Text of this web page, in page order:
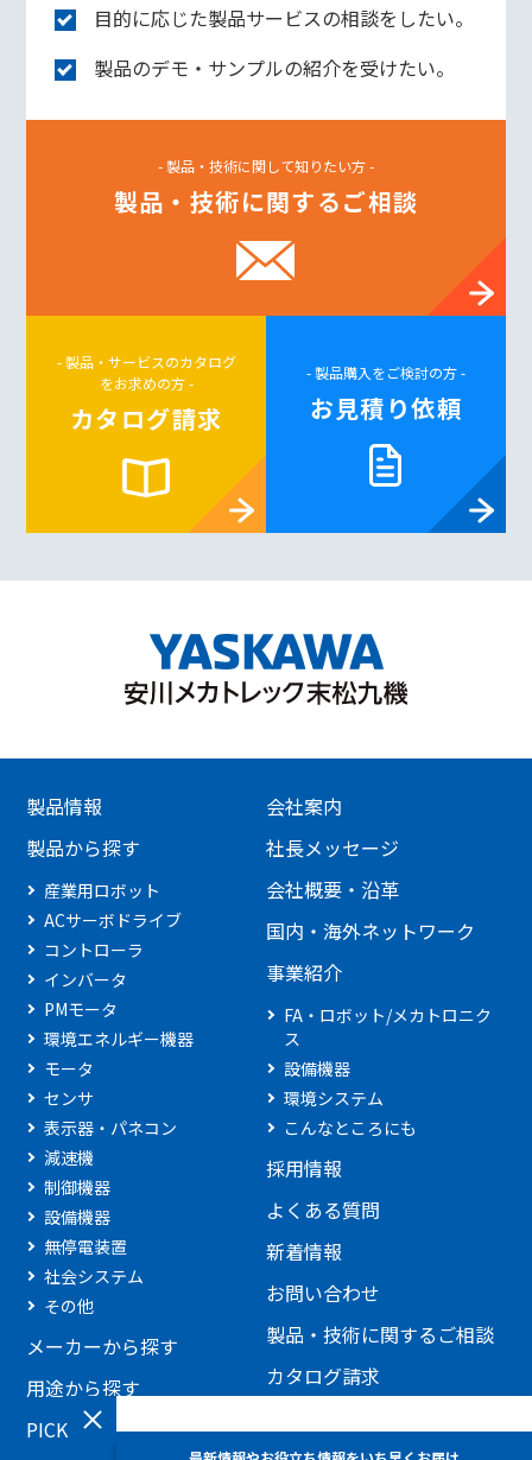
目的に応じた製品サービスの相談をしたい。
製品のデモ・サンプルの紹介を受けたい。
- 製品・技術に関して知りたい方 -
製品・技術に関するご相談
- 製品・サービスのカタログ
をお求めの方 -
カタログ請求
- 製品購入をご検討の方 -
お見積り依頼
製品情報
製品から探す
産業用ロボット
ACサーボドライブ
コントローラ
インバータ
PMモータ
環境エネルギー機器
モータ
センサ
表示器・パネコン
減速機
制御機器
設備機器
無停電装置
社会システム
その他
メーカーから探す
用途から探す
PICKUP製品
会社案内
社長メッセージ
会社概要・沿革
国内・海外ネットワーク
事業紹介
FA・ロボット/メカトロニク
ス
設備機器
環境システム
こんなところにも
採用情報
よくある質問
新着情報
お問い合わせ
製品・技術に関するご相談
カタログ請求